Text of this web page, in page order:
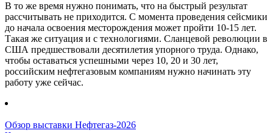
В то же время нужно понимать, что на быстрый результат
рассчитывать не приходится. С момента проведения сейсмики
до начала освоения месторождения может пройти 10-15 лет.
Такая же ситуация и с технологиями. Сланцевой революции в
США предшествовали десятилетия упорного труда. Однако,
чтобы оставаться успешными через 10, 20 и 30 лет,
российским нефтегазовым компаниям нужно начинать эту
работу уже сейчас.
Обзор выставки Нефтегаз-2026